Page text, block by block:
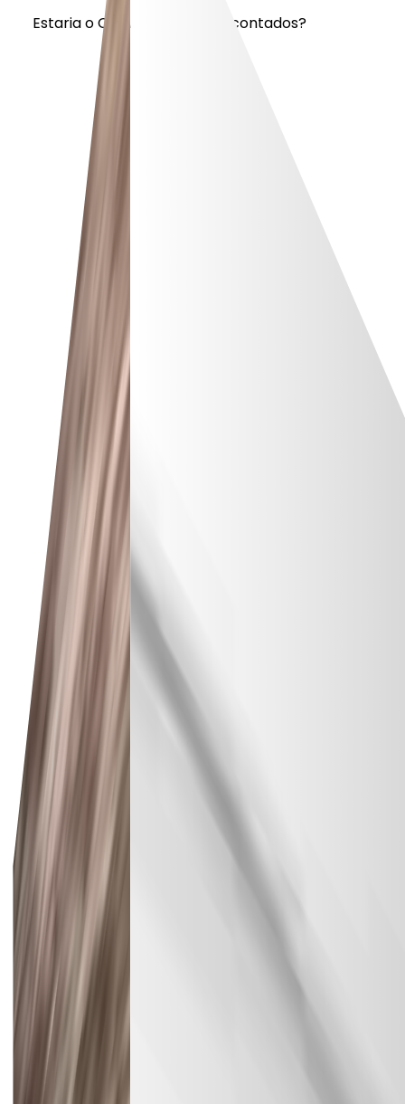
Estaria o CEMA com os dias contados?